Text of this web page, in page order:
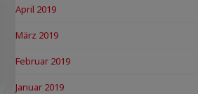
April 2019
März 2019
Februar 2019
Januar 2019